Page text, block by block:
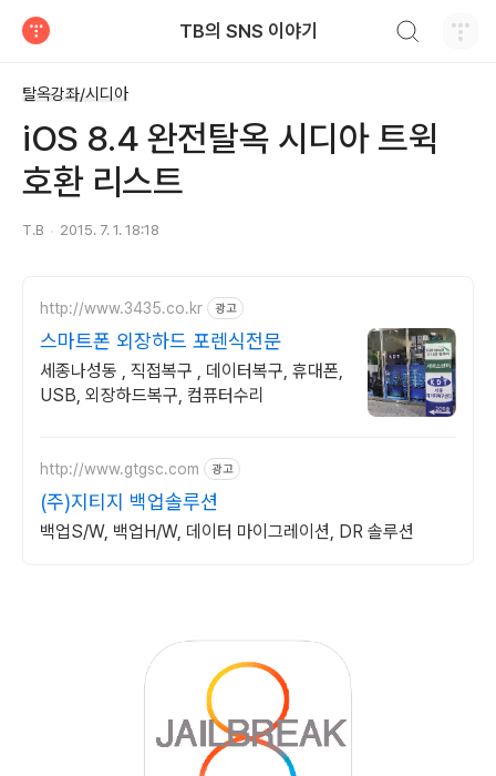
TB의 SNS 이야기
탈옥강좌/시디아
iOS 8.4 완전탈옥 시디아 트윅
호환 리스트
T.B 2015. 7. 1. 18:18
http://www.3435.co.kr 광고
스마트폰 외장하드 포렌식전문
세종나성동 , 직접복구 , 데이터복구, 휴대폰,
USB, 외장하드복구, 컴퓨터수리
http://www.gtgsc.com 광고
(주)지티지 백업솔루션
백업S/W, 백업H/W, 데이터 마이그레이션, DR 솔루션